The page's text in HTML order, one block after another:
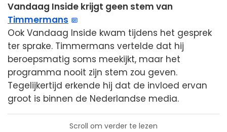
Vandaag Inside krijgt geen stem van
Timmermans
Ook Vandaag Inside kwam tijdens het gesprek
ter sprake. Timmermans vertelde dat hij
beroepsmatig soms meekijkt, maar het
programma nooit zijn stem zou geven.
Tegelijkertijd erkende hij dat de invloed ervan
groot is binnen de Nederlandse media.
Scroll om verder te lezen